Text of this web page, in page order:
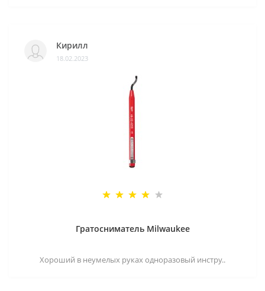
Кирилл
18.02.2023
Гратосниматель Milwaukee
Хороший в неумелых руках одноразовый инстру..